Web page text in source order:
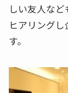
しい友人な
ヒアリング
す。